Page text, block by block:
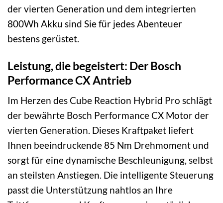
der vierten Generation und dem integrierten
800Wh Akku sind Sie für jedes Abenteuer
bestens gerüstet.
Leistung, die begeistert: Der Bosch
Performance CX Antrieb
Im Herzen des Cube Reaction Hybrid Pro schlägt
der bewährte Bosch Performance CX Motor der
vierten Generation. Dieses Kraftpaket liefert
Ihnen beeindruckende 85 Nm Drehmoment und
sorgt für eine dynamische Beschleunigung, selbst
an steilsten Anstiegen. Die intelligente Steuerung
passt die Unterstützung nahtlos an Ihre